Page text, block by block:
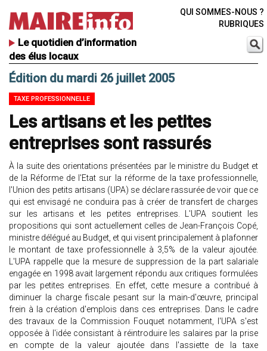
Le quotidien d’information
des élus locaux
QUI SOMMES-NOUS ?
RUBRIQUES
Édition du mardi 26 juillet 2005
TAXE PROFESSIONNELLE
Les artisans et les petites
entreprises sont rassurés
À la suite des orientations présentées par le ministre du Budget et
de la Réforme de l'Etat sur la réforme de la taxe professionnelle,
l'Union des petits artisans (UPA) se déclare rassurée de voir que ce
qui est envisagé ne conduira pas à créer de transfert de charges
sur les artisans et les petites entreprises. L'UPA soutient les
propositions qui sont actuellement celles de Jean-François Copé,
ministre délégué au Budget, et qui visent principalement à plafonner
le montant de taxe professionnelle à 3,5% de la valeur ajoutée.
L'UPA rappelle que la mesure de suppression de la part salariale
engagée en 1998 avait largement répondu aux critiques formulées
par les petites entreprises. En effet, cette mesure a contribué à
diminuer la charge fiscale pesant sur la main-d'œuvre, principal
frein à la création d'emplois dans ces entreprises. Dans le cadre
des travaux de la Commission Fouquet notamment, l'UPA s'est
opposée à l'idée consistant à réintroduire les salaires par la prise
en compte de la valeur ajoutée dans l'assiette de la taxe